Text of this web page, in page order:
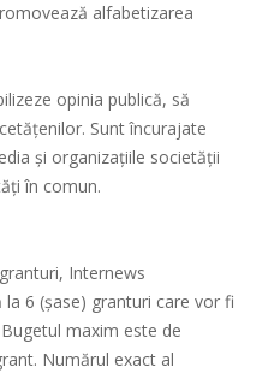
alfabetizarea
opinia publică, să
Sunt încurajate
și organizațiile societății
în comun.
Internews
6 (șase) granturi care vor fi
maxim este de
Numărul exact al